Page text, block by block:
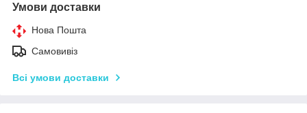
Умови доставки
Нова Пошта
Самовивіз
Всі умови доставки